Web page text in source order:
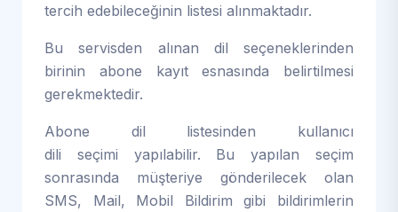
tercih edebileceğinin listesi alınmaktadır.
Bu servisden alınan dil seçeneklerinden
birinin abone kayıt esnasında belirtilmesi
gerekmektedir.
Abone dil listesinden kullanıcı
dili seçimi yapılabilir. Bu yapılan seçim
sonrasında müşteriye gönderilecek olan
SMS, Mail, Mobil Bildirim gibi bildirimlerin